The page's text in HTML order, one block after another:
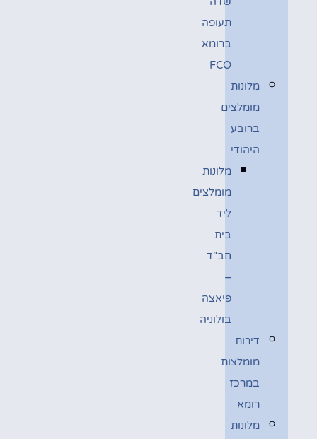
תעופה
ברומא
FCO
מלונות
מומלצים
ברובע
היהודי
מלונות
מומלצים
ליד
בית
חב"ד
–
פיאצה
בולוניה
דירות
מומלצות
במרכז
רומא
מלונות